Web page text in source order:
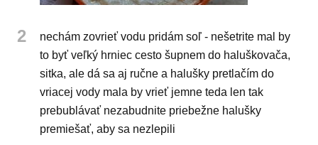
2
nechám zovrieť vodu pridám soľ - nešetrite mal by
to byť veľký hrniec cesto šupnem do haluškovača,
sitka, ale dá sa aj ručne a halušky pretlačím do
vriacej vody mala by vrieť jemne teda len tak
prebublávať nezabudnite priebežne halušky
premiešať, aby sa nezlepili